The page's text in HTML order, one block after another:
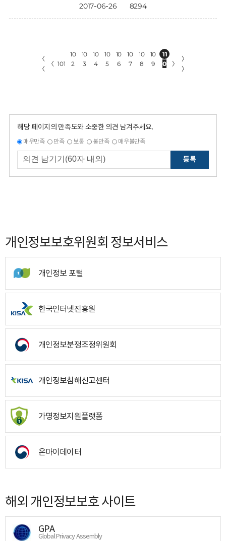
2017-06-26 8294
〈
〈
〈 101
10
2
10
3
10
4
10
5
10
6
10
7
10
8
10
9
11
0
〉
〉
〉
해당 페이지의 만족도와 소중한 의견 남겨주세요.
매우만족 만족 보통 불만족 매우불만족
등록
개인정보보호위원회 정보서비스
개인정보 포털
한국인터넷진흥원
개인정보분쟁조정위원회
개인정보침해신고센터
가명정보지원플랫폼
온마이데이터
해외 개인정보보호 사이트
GPA
Global Privacy Assembly